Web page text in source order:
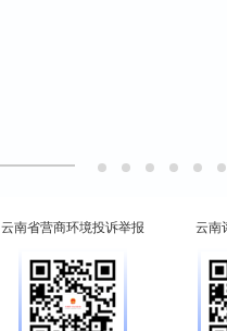
云南省营商环境投诉举报 云南